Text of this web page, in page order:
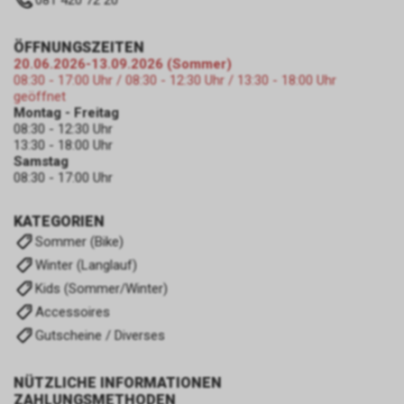
KATEGORIEN
Sommer (Bike)
Winter (Langlauf)
Kids (Sommer/Winter)
Accessoires
Gutscheine / Diverses
NÜTZLICHE INFORMATIONEN
ZAHLUNGSMETHODEN
ÖFFNUNGSZEITEN
20.06.2026-13.09.2026 (Sommer)
08:30 - 17:00 Uhr / 08:30 - 12:30 Uhr / 13:30 - 18:00 Uhr
geöffnet
Montag - Freitag
08:30 - 12:30 Uhr
13:30 - 18:00 Uhr
Samstag
08:30 - 17:00 Uhr